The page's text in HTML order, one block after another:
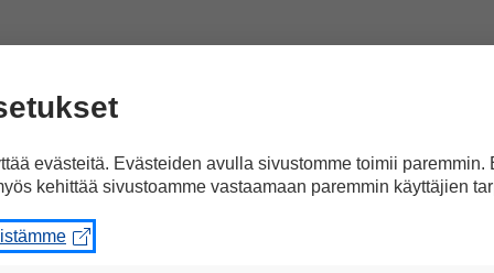
Guzenina, Timo Harakka, Krista Kiuru,
opetukseen ja koulutukseen.
vähentämistä eli leikkauksia, jos ne ovat
yhteiskunta menestyy paremmin, jos
Sanna Marin sanoo.
evästeitä. Evästeiden avulla sivustomme toimii paremmin.
kehittää sivustoamme vastaamaan paremmin käyttäjien